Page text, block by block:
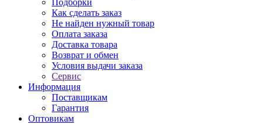
Подборки
Как сделать заказ
Не найден нужный товар
Оплата заказа
Доставка товара
Возврат и обмен
Условия выдачи заказа
Сервис
Информация
Поставщикам
Гарантия
Оптовикам